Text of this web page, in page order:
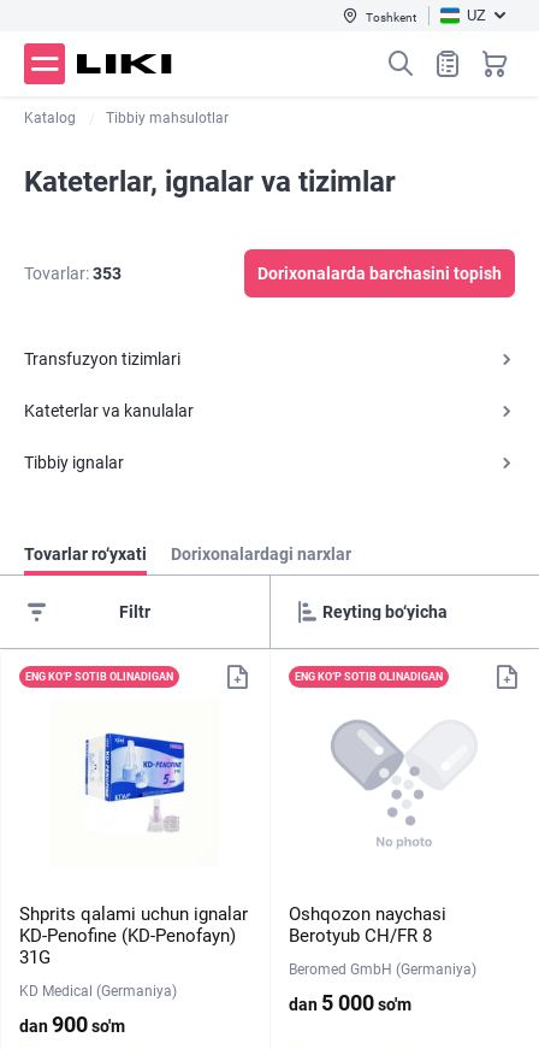
Toshkent UZ
Katalog Tibbiy mahsulotlar
Kateterlar, ignalar va tizimlar
Tovarlar:353 Dorixonalarda barchasini topish
Transfuzyon tizimlari
Kateterlar va kanulalar
Tibbiy ignalar
Tovarlar ro‘yxati Dorixonalardagi narxlar
Filtr
ENG KO‘P SOTIB OLINADIGAN
Shprits qalami uchun ignalar
KD-Penofine (KD-Penofayn)
31G
KD Medical (Germaniya)
dan900so'm
ENG KO‘P SOTIB OLINADIGAN
Oshqozon naychasi
Berotyub CH/FR 8
Beromed GmbH (Germaniya)
dan 5 000so'm